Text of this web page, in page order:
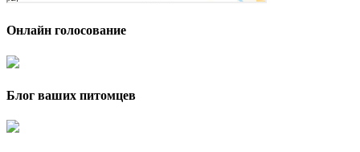
Онлайн голосование
Блог ваших питомцев